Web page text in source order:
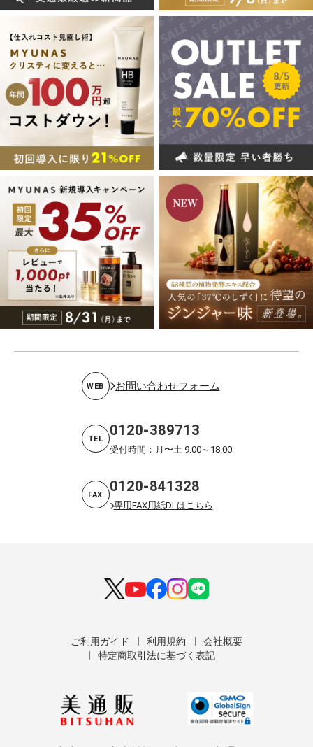
WEB お問い合わせフォーム
TEL 0120-389713
受付時間：月〜土 9:00～18:00
FAX 0120-841328
専用FAX用紙DLはこちら
ご利用ガイド 利用規約
会社概要
特定商取引法に基づく表記